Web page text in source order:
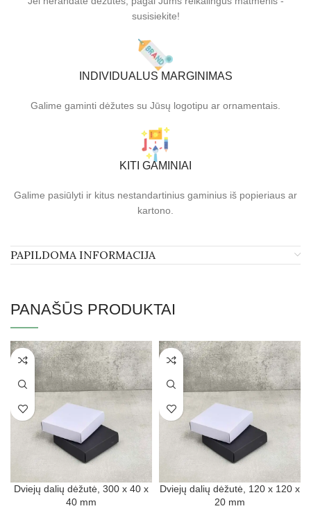
susisiekite!
INDIVIDUALUS MARGINIMAS
Galime gaminti dėžutes su Jūsų logotipu ar ornamentais.
KITI GAMINIAI
Galime pasiūlyti ir kitus nestandartinius gaminius iš popieriaus ar
kartono.
PAPILDOMA INFORMACIJA
PANAŠŪS PRODUKTAI
Dviejų dalių dėžutė, 300 x 40 x
40 mm
Dviejų dalių dėžutė, 120 x 120 x
20 mm